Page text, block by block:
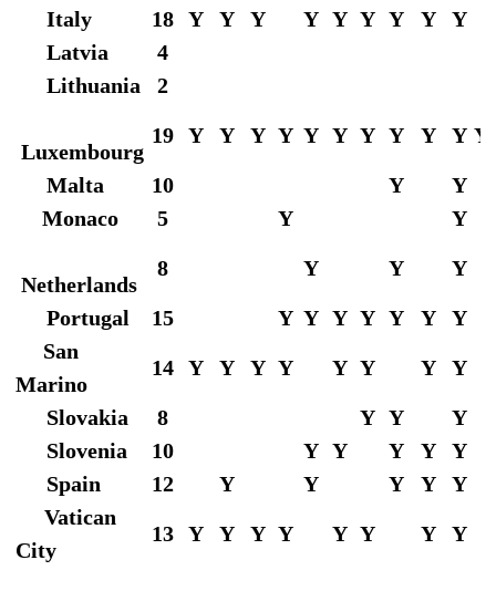
Italy
18 Y Y Y Y Y Y Y Y Y
Latvia
4
Lithuania
2
Luxembourg
19 Y Y Y Y Y Y Y Y Y Y
Malta 10 Y Y
Monaco
5 Y Y
Netherlands
8 Y Y Y
Portugal 15 Y Y Y Y Y Y Y
San
Marino
14 Y Y Y Y Y Y Y Y
Slovakia 8 Y Y
Y
Slovenia
10 Y Y Y Y
Y
Spain
12 Y Y Y Y Y
Vatican
City
13 Y Y Y Y Y Y Y Y